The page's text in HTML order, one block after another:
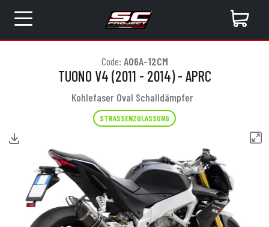
Code: A06A-12CM
TUONO V4 (2011 - 2014) - APRC
Kohlefaser Oval Schalldämpfer
STRASSENZULASSUNG